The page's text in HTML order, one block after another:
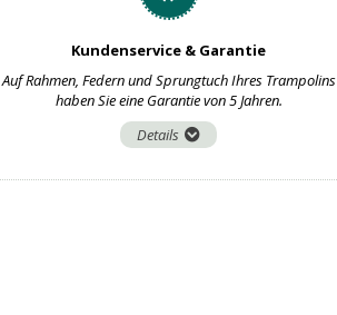
Kundenservice & Garantie
Auf Rahmen, Federn und Sprungtuch Ihres Trampolins
haben Sie eine Garantie von 5 Jahren.
Details